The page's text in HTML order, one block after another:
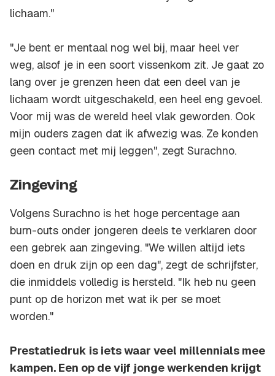
lichaam."
"Je bent er mentaal nog wel bij, maar heel ver
weg, alsof je in een soort vissenkom zit. Je gaat zo
lang over je grenzen heen dat een deel van je
lichaam wordt uitgeschakeld, een heel eng gevoel.
Voor mij was de wereld heel vlak geworden. Ook
mijn ouders zagen dat ik afwezig was. Ze konden
geen contact met mij leggen", zegt Surachno.
Zingeving
Volgens Surachno is het hoge percentage aan
burn-outs onder jongeren deels te verklaren door
een gebrek aan zingeving. "We willen altijd iets
doen en druk zijn op een dag", zegt de schrijfster,
die inmiddels volledig is hersteld. "Ik heb nu geen
punt op de horizon met wat ik per se moet
worden."
Prestatiedruk is iets waar veel millennials mee
kampen. Een op de vijf jonge werkenden krijgt